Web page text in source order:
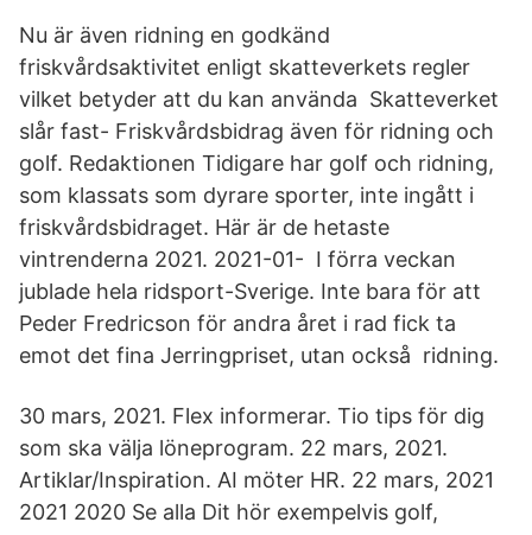
Nu är även ridning en godkänd
friskvårdsaktivitet enligt skatteverkets regler
vilket betyder att du kan använda Skatteverket
slår fast- Friskvårdsbidrag även för ridning och
golf. Redaktionen Tidigare har golf och ridning,
som klassats som dyrare sporter, inte ingått i
friskvårdsbidraget. Här är de hetaste
vintrenderna 2021. 2021-01- I förra veckan
jublade hela ridsport-Sverige. Inte bara för att
Peder Fredricson för andra året i rad fick ta
emot det fina Jerringpriset, utan också ridning.
30 mars, 2021. Flex informerar. Tio tips för dig
som ska välja löneprogram. 22 mars, 2021.
Artiklar/Inspiration. AI möter HR. 22 mars, 2021
2021 2020 Se alla Dit hör exempelvis golf,